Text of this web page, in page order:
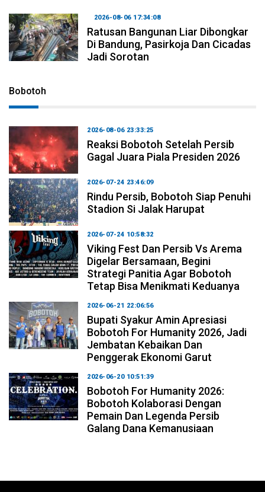
2026-08-06 17:34:08
Ratusan Bangunan Liar Dibongkar
Di Bandung, Pasirkoja Dan Cicadas
Jadi Sorotan
Bobotoh
2026-08-06 23:33:25
Reaksi Bobotoh Setelah Persib
Gagal Juara Piala Presiden 2026
2026-07-24 23:46:09
Rindu Persib, Bobotoh Siap Penuhi
Stadion Si Jalak Harupat
2026-07-24 10:58:32
Viking Fest Dan Persib Vs Arema
Digelar Bersamaan, Begini
Strategi Panitia Agar Bobotoh
Tetap Bisa Menikmati Keduanya
2026-06-21 22:06:56
Bupati Syakur Amin Apresiasi
Bobotoh For Humanity 2026, Jadi
Jembatan Kebaikan Dan
Penggerak Ekonomi Garut
2026-06-20 10:51:39
Bobotoh For Humanity 2026:
Bobotoh Kolaborasi Dengan
Pemain Dan Legenda Persib
Galang Dana Kemanusiaan